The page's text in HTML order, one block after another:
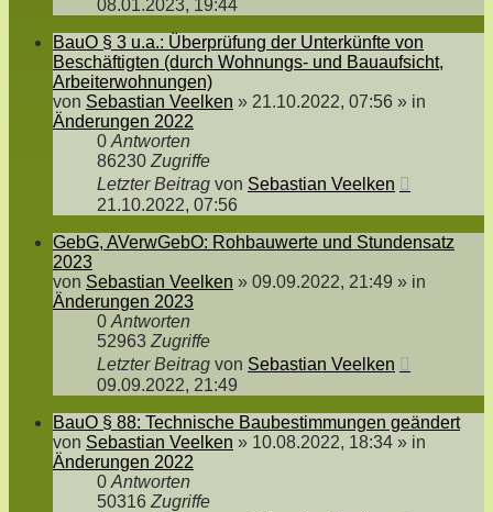
08.01.2023, 19:44
BauO § 3 u.a.: Überprüfung der Unterkünfte von
Beschäftigten (durch Wohnungs- und Bauaufsicht,
Arbeiterwohnungen)
von Sebastian Veelken » 21.10.2022, 07:56 » in
Änderungen 2022
0 Antworten
86230 Zugriffe
Letzter Beitrag von Sebastian Veelken
21.10.2022, 07:56
GebG, AVerwGebO: Rohbauwerte und Stundensatz
2023
von Sebastian Veelken » 09.09.2022, 21:49 » in
Änderungen 2023
0 Antworten
52963 Zugriffe
Letzter Beitrag von Sebastian Veelken
09.09.2022, 21:49
BauO § 88: Technische Baubestimmungen geändert
von Sebastian Veelken » 10.08.2022, 18:34 » in
Änderungen 2022
0 Antworten
50316 Zugriffe